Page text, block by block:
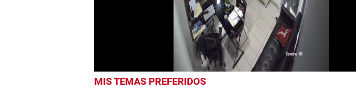
seconds
MIS TEMAS PREFERIDOS